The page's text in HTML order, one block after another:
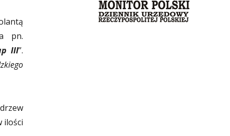
pn.
III”.
ilości